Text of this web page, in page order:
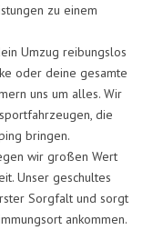
zu einem
Umzug reibungslos
oder deine gesamte
uns um alles. Wir
die
bringen.
wir großen Wert
Unser geschultes
Sorgfalt und sorgt
ankommen.